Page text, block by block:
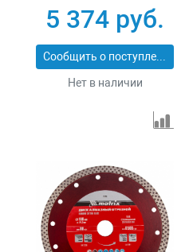
сухой/мокрый рез
Pro Matrix 731103
5 374 руб.
Сообщить о поступлении
Нет в наличии